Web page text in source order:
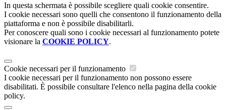
In questa schermata è possibile scegliere quali cookie consentire.
I cookie necessari sono quelli che consentono il funzionamento della
piattaforma e non è possibile disabilitarli.
Per conoscere quali sono i cookie necessari al funzionamento potete
visionare la COOKIE POLICY.
Cookie necessari per il funzionamento
I cookie necessari per il funzionamento non possono essere
disabilitati. È possibile consultare l'elenco nella pagina della cookie
policy.